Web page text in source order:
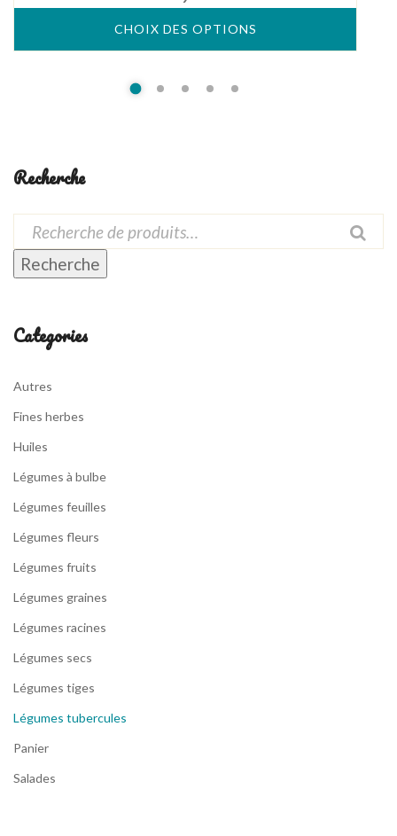
CHOIX DES OPTIONS
Recherche
Recherche
Categories
Autres
Fines herbes
Huiles
Légumes à bulbe
Légumes feuilles
Légumes fleurs
Légumes fruits
Légumes graines
Légumes racines
Légumes secs
Légumes tiges
Légumes tubercules
Panier
Salades